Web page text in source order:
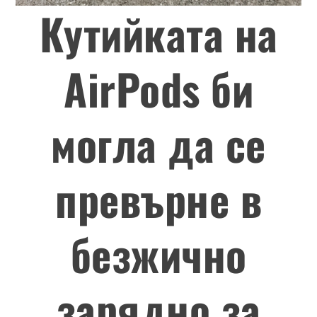
Кутийката на
AirPods би
могла да се
превърне в
безжично